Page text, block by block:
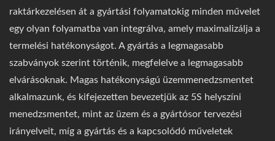
raktárkezelésen át a gyártási folyamatokig minden művelet
egy olyan folyamatba van integrálva, amely maximalizálja a
termelési hatékonyságot. A gyártás a legmagasabb
szabványok szerint történik, megfelelve a legmagasabb
elvárásoknak. Magas hatékonyságú üzemmenedzsmentet
alkalmazunk, és kifejezetten bevezetjük az 5S helyszíni
menedzsmentet, mint az üzem és a gyártósor tervezési
irányelveit, míg a gyártás és a kapcsolódó műveletek